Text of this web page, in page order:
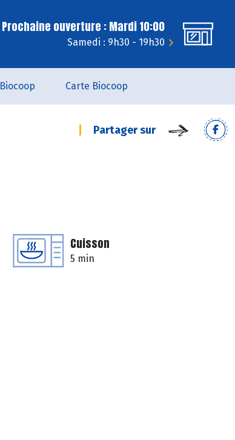
Prochaine ouverture : Mardi 10:00
Samedi : 9h30 - 19h30
Biocoop Carte Biocoop
Partager sur
Cuisson
5 min